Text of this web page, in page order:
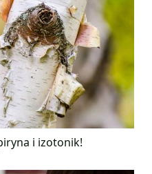
i izotonik!